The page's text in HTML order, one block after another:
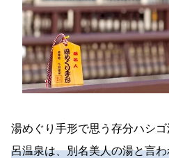
湯めぐり手形で思う存分ハシ
呂温泉は、別名美人の湯と言